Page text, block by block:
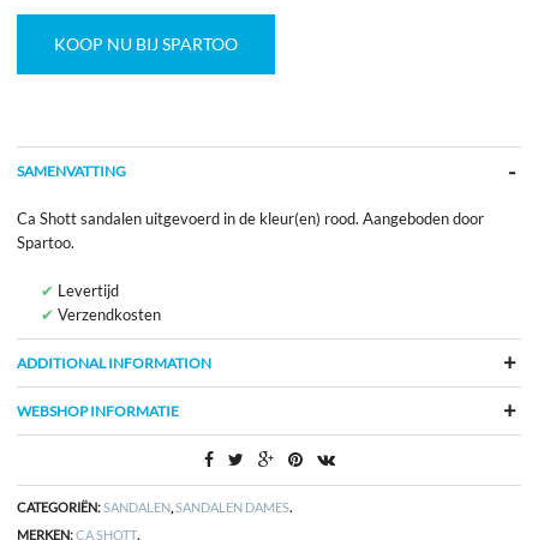
KOOP NU BIJ SPARTOO
SAMENVATTING
Ca Shott sandalen uitgevoerd in de kleur(en) rood. Aangeboden door
Spartoo.
Levertijd
Verzendkosten
ADDITIONAL INFORMATION
WEBSHOP INFORMATIE
CATEGORIËN:SANDALEN,SANDALEN DAMES.
MERKEN:CA SHOTT.